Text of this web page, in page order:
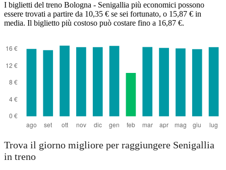
I biglietti del treno Bologna - Senigallia più economici possono
essere trovati a partire da 10,35 € se sei fortunato, o 15,87 € in
media. Il biglietto più costoso può costare fino a 16,87 €.
Trova il giorno migliore per raggiungere Senigallia
in treno